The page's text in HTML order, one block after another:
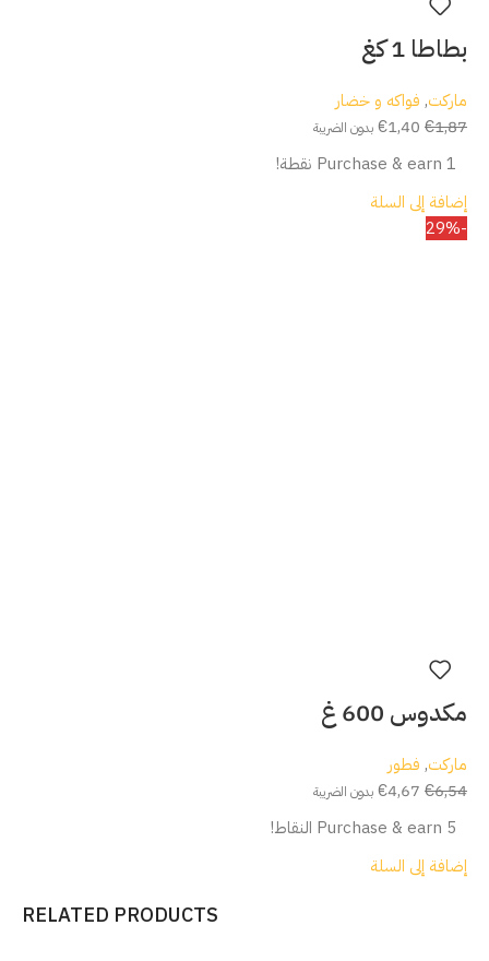
بطاطا 1 كغ
ماركت, فواكه و خضار
€1,87
€1,40 بدون الضريبة
Purchase & earn 1 نقطة!
إضافة إلى السلة
-29%
مكدوس 600 غ
ماركت, فطور
€6,54
€4,67 بدون الضريبة
Purchase & earn 5 النقاط!
إضافة إلى السلة
RELATED PRODUCTS